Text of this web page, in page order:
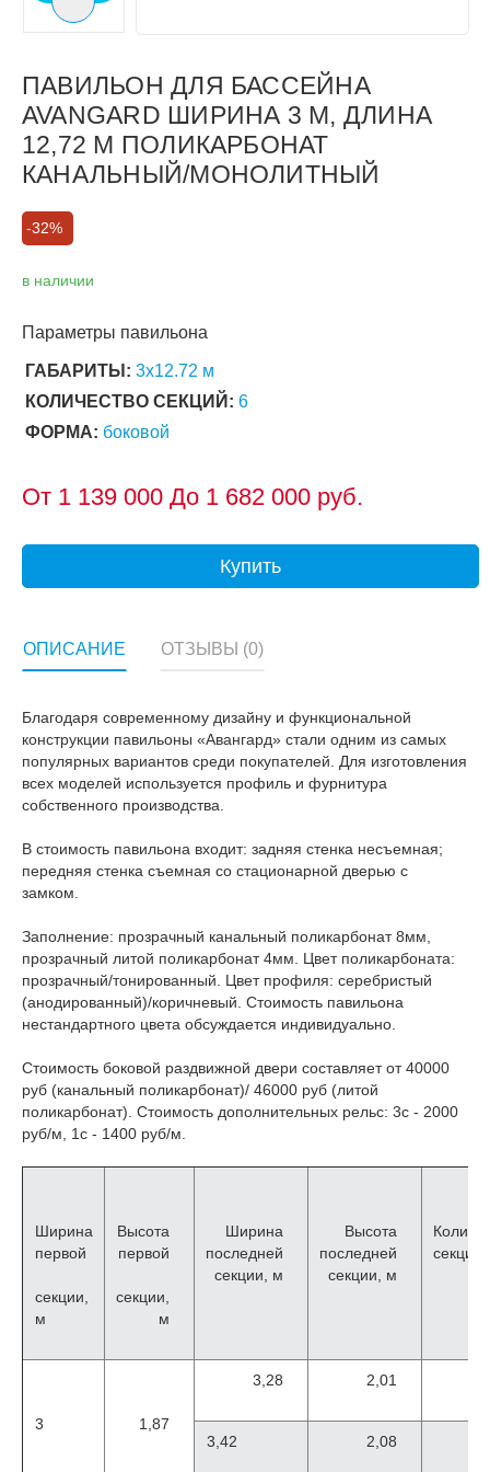
ПАВИЛЬОН ДЛЯ БАССЕЙНА
AVANGARD ШИРИНА 3 М, ДЛИНА
12,72 М ПОЛИКАРБОНАТ
КАНАЛЬНЫЙ/МОНОЛИТНЫЙ
-32%
в наличии
Параметры павильона
ГАБАРИТЫ: 3х12.72 м
КОЛИЧЕСТВО СЕКЦИЙ: 6
ФОРМА: боковой
От 1 139 000 До 1 682 000 руб.
Купить
Следующий слайд
ОПИСАНИЕ ОТЗЫВЫ (0)
Благодаря современному дизайну и функциональной
конструкции павильоны «Авангард» стали одним из самых
популярных вариантов среди покупателей. Для изготовления
всех моделей используется профиль и фурнитура
собственного производства.
В стоимость павильона входит: задняя стенка несъемная;
передняя стенка съемная со стационарной дверью с
замком.
Заполнение: прозрачный канальный поликарбонат 8мм,
прозрачный литой поликарбонат 4мм. Цвет поликарбоната:
прозрачный/тонированный. Цвет профиля: серебристый
(анодированный)/коричневый. Стоимость павильона
нестандартного цвета обсуждается индивидуально.
Стоимость боковой раздвижной двери составляет от 40000
руб (канальный поликарбонат)/ 46000 руб (литой
поликарбонат). Стоимость дополнительных рельс: 3с - 2000
руб/м, 1с - 1400 руб/м.
Ширина
первой
секции,
м
Высота
первой
секции,
м
Ширина
последней
секции, м
Высота
последней
секции, м
секций
3 1,87
3,28 2,01
3,42 2,08